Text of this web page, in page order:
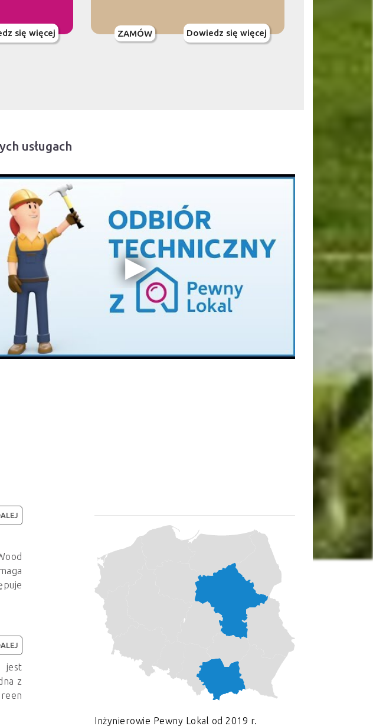
się więcej ZAMÓW Dowiedz się więcej
usługach
jest
z
Inżynierowie Pewny Lokal od 2019 r.